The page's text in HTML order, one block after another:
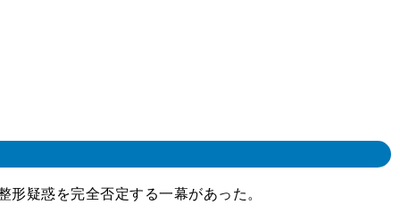
疑惑を完全否定する一幕があった。